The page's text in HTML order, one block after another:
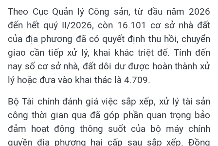
Theo Cục Quản lý Công sản, từ đầu năm 2026
đến hết quý II/2026, còn 16.101 cơ sở nhà đất
của địa phương đã có quyết định thu hồi, chuyển
giao cần tiếp xử lý, khai khác triệt để. Tính đến
nay số cơ sở nhà, đất dôi dư được hoàn thành xử
lý hoặc đưa vào khai thác là 4.709.
Bộ Tài chính đánh giá việc sắp xếp, xử lý tài sản
công thời gian qua đã góp phần quan trọng bảo
đảm hoạt động thông suốt của bộ máy chính
quyền địa phương hai cấp sau sắp xếp. Đồng